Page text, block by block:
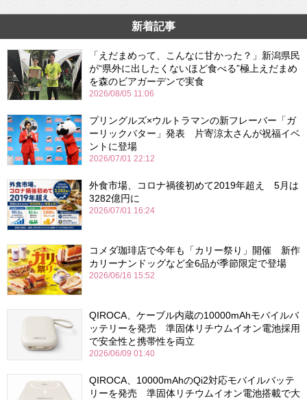
新着記事
「えだまめって、こんなに甘かった？」新潟県民
が“県外に出したくないほど食べる”極上えだまめ
を森のビアガーデンで実食
2026/08/05 11:06
プリングルズ×ウルトラマンの新フレーバー「ガ
ーリックバター」発表 片寄涼太さんが祝福イベ
ントに登場
2026/07/01 22:12
外食市場、コロナ禍後初めて2019年超え 5月は
3282億円に
2026/07/01 16:24
コメダ珈琲店で今年も「カリー祭り」開催 新作
カリーナンドッグなど全6品が季節限定で登場
2026/06/16 15:52
QIROCA、ケーブル内蔵の10000mAhモバイルバ
ッテリーを発売 準固体リチウムイオン電池採用
で安全性と携帯性を両立
2026/06/09 01:40
QIROCA、10000mAhのQi2対応モバイルバッテ
リーを発売 準固体リチウムイオン電池搭載で大